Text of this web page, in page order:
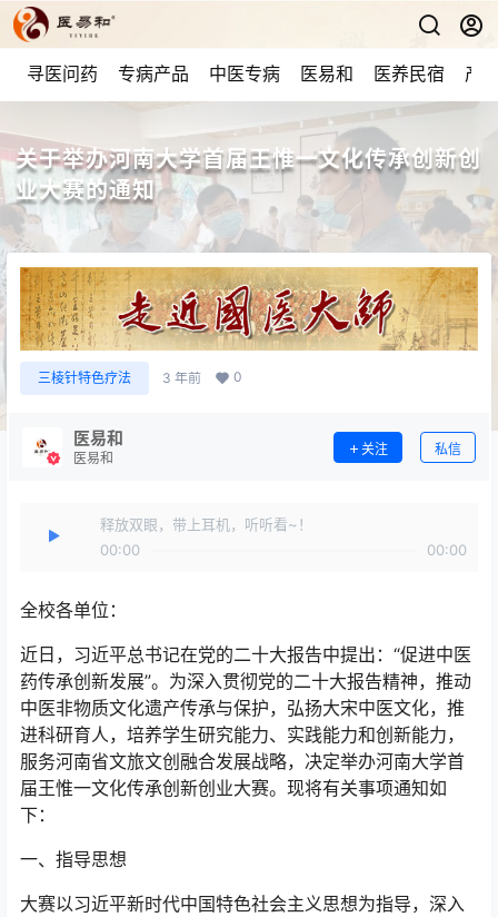
寻医问药 专病产品 中医专病 医易和 医养民宿 产
关于举办河南大学首届王惟一文化传承创新创
业大赛的通知
三棱针特色疗法 3 年前 0
医易和
医易和
关注 私信
释放双眼，带上耳机，听听看~！
00:00
00:00
全校各单位：
近日，习近平总书记在党的二十大报告中提出：“促进中医
药传承创新发展”。为深入贯彻党的二十大报告精神，推动
中医非物质文化遗产传承与保护，弘扬大宋中医文化，推
进科研育人，培养学生研究能力、实践能力和创新能力，
服务河南省文旅文创融合发展战略，决定举办河南大学首
届王惟一文化传承创新创业大赛。现将有关事项通知如
下：
一、指导思想
大赛以习近平新时代中国特色社会主义思想为指导，深入